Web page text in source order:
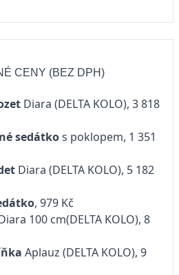
CENY (BEZ DPH)
Diara (DELTA KOLO), 3 818
sedátkos poklopem, 1 351
Diara (DELTA KOLO), 5 182
, 979 Kč
100 cm(DELTA KOLO), 8
Aplauz (DELTA KOLO), 9